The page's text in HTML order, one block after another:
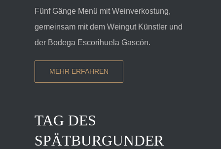
Fünf Gänge Menü mit Weinverkostung,
gemeinsam mit dem Weingut Künstler und
der Bodega Escorihuela Gascón.
MEHR ERFAHREN
TAG DES
SPÄTBURGUNDER